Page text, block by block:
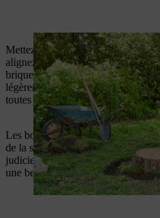
Mettez la bêche de côté et prenez
alignez dans la tranchée autour de
briques en terre cuite résistantes
légèrement les pierres de la
toutes les pierres des autres
Les bords supérieurs des pierres
de la souche. Si les pierres sont un
judicieux de faire plusieurs
une belle bordure.